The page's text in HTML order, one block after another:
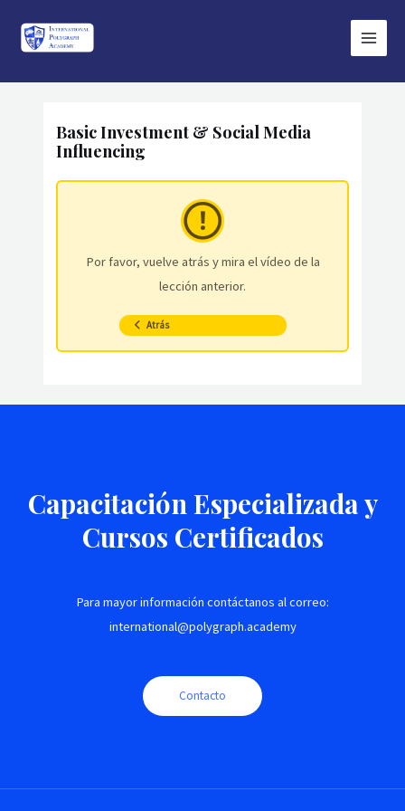
Main
Menu
Basic Investment & Social Media
Influencing
Por favor, vuelve atrás y mira el vídeo de la
lección anterior.
Atrás
Capacitación Especializada y
Cursos Certificados
Para mayor información contáctanos al correo:
international@polygraph.academy
Contacto